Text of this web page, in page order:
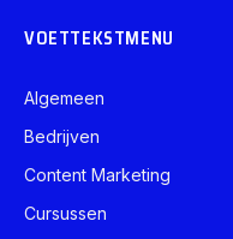
VOETTEKSTMENU
Algemeen
Bedrijven
Content Marketing
Cursussen